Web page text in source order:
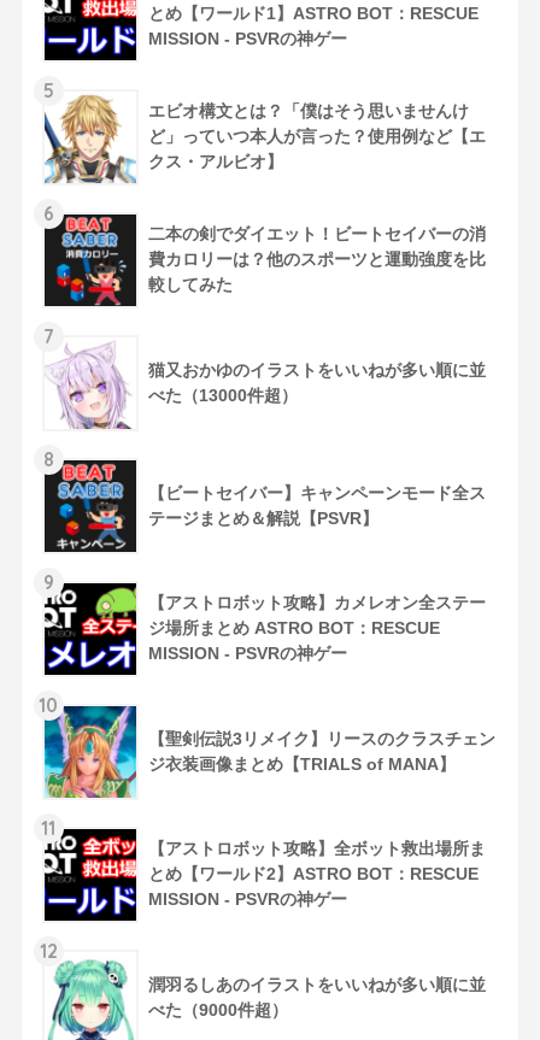
とめ【ワールド1】ASTRO BOT：RESCUE
MISSION - PSVRの神ゲー
5
エビオ構文とは？「僕はそう思いませんけ
ど」っていつ本人が言った？使用例など【エ
クス・アルビオ】
6
二本の剣でダイエット！ビートセイバーの消
費カロリーは？他のスポーツと運動強度を比
較してみた
7
猫又おかゆのイラストをいいねが多い順に並
べた（13000件超）
8
【ビートセイバー】キャンペーンモード全ス
テージまとめ＆解説【PSVR】
9
【アストロボット攻略】カメレオン全ステー
ジ場所まとめ ASTRO BOT：RESCUE
MISSION - PSVRの神ゲー
10
【聖剣伝説3リメイク】リースのクラスチェン
ジ衣装画像まとめ【TRIALS of MANA】
11
【アストロボット攻略】全ボット救出場所ま
とめ【ワールド2】ASTRO BOT：RESCUE
MISSION - PSVRの神ゲー
12
潤羽るしあのイラストをいいねが多い順に並
べた（9000件超）